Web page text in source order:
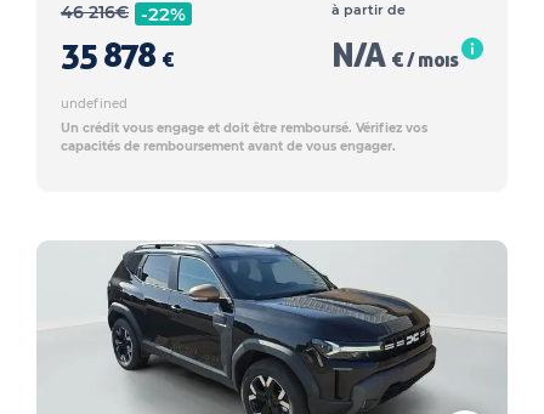
46 216€ -22%
35 878 €
à partir de
N/A € / mois
undefined
Un crédit vous engage et doit être remboursé. Vérifiez vos
capacités de remboursement avant de vous engager.